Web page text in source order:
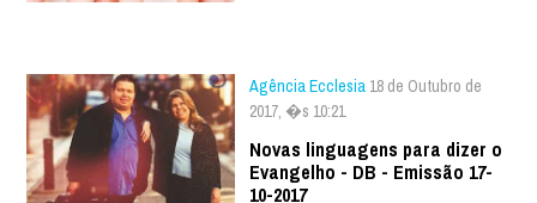
Agência Ecclesia 18 de Outubro de
2017, �s 10:21
Novas linguagens para dizer o
Evangelho - DB - Emissão 17-
10-2017